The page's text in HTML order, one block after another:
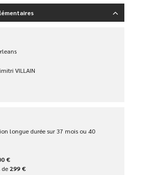
VILLAIN
longue durée sur 37 mois ou 40
€
de 299 €